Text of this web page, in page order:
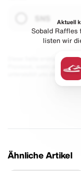
Diese Seite enthält Links
Provision, wenn du etwas
unterstützt uns damit.
Aktuell
Sobald Raffles
listen wir
Ähnliche Artikel